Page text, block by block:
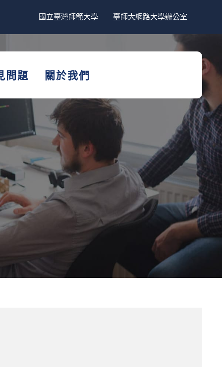
國立臺灣師範大學 臺師大網路大學辦公室
問題 關於我們